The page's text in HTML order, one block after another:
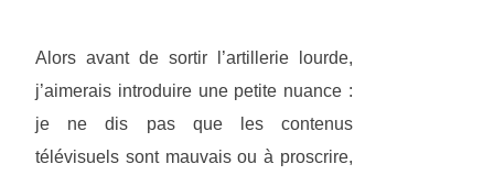
Alors avant de sortir l’artillerie lourde,
j’aimerais introduire une petite nuance :
je ne dis pas que les contenus
télévisuels sont mauvais ou à proscrire,